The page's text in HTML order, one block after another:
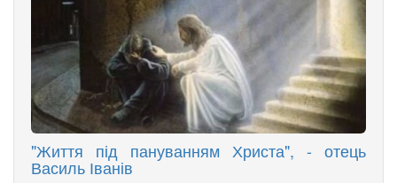
"Життя під пануванням Христа", - отець
Василь Іванів